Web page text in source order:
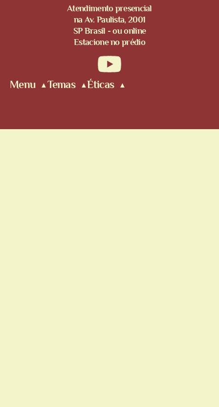
Atendimento presencial
na Av. Paulista, 2001
SP Brasil - ou online
Estacione no prédio
Menu Temas Éticas